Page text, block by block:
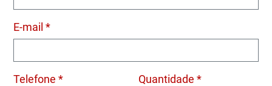
E-mail *
Telefone * Quantidade *